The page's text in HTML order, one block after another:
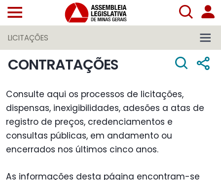
LICITAÇÕES
CONTRATAÇÕES
Consulte aqui os processos de licitações,
dispensas, inexigibilidades, adesões a atas de
registro de preços, credenciamentos e
consultas públicas, em andamento ou
encerrados nos últimos cinco anos.
As informações desta página encontram-se